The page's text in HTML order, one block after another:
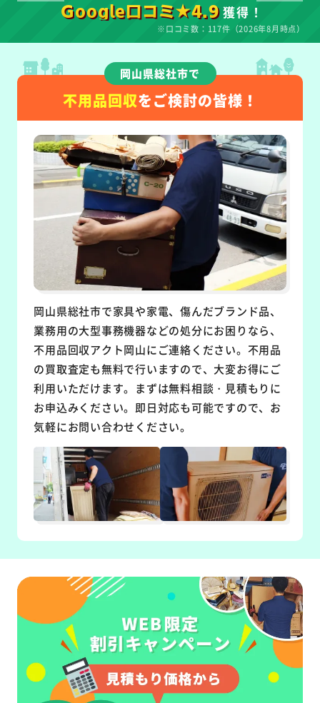
Google口コミ★4.9 獲得！
※口コミ数：117件（2026年8月時点）
岡山県総社市で
不用品回収をご検討の皆様！
岡山県総社市で家具や家電、傷んだブランド品、
業務用の大型事務機器などの処分にお困りなら、
不用品回収アクト岡山にご連絡ください。不用品
の買取査定も無料で行いますので、大変お得にご
利用いただけます。まずは無料相談・見積もりに
お申込みください。即日対応も可能ですので、お
気軽にお問い合わせください。